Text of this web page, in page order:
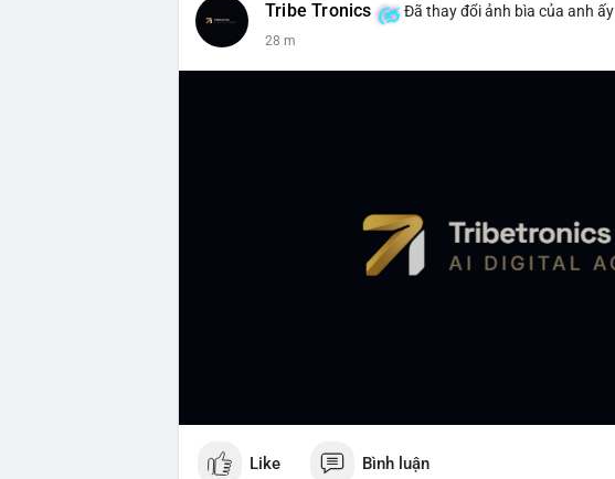
Tribe Tronics Đã thay đổi ảnh bìa của anh ấy
28 m
Like Bình luận